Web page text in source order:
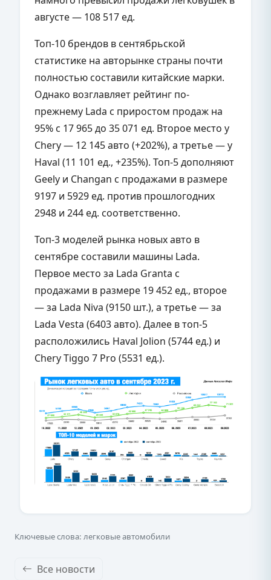
августе — 108 517 ед.
Топ-10 брендов в сентябрьской
статистике на авторынке страны почти
полностью составили китайские марки.
Однако возглавляет рейтинг по-
прежнему Lada с приростом продаж на
95% с 17 965 до 35 071 ед. Второе место у
Chery — 12 145 авто (+202%), а третье — у
Haval (11 101 ед., +235%). Топ-5 дополняют
Geely и Changan с продажами в размере
9197 и 5929 ед. против прошлогодних
2948 и 244 ед. соответственно.
Топ-3 моделей рынка новых авто в
сентябре составили машины Lada.
Первое место за Lada Granta с
продажами в размере 19 452 ед., второе
— за Lada Niva (9150 шт.), а третье — за
Lada Vesta (6403 авто). Далее в топ-5
расположились Haval Jolion (5744 ед.) и
Chery Tiggo 7 Pro (5531 ед.).
Ключевые слова: легковые автомобили
Все новости